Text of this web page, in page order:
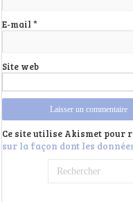
E-mail*
Site web
Ce site utilise Akismet pour
sur la façon dont les